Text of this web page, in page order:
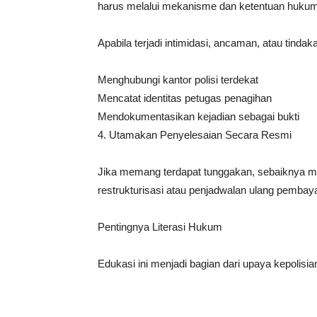
harus melalui mekanisme dan ketentuan
Apabila terjadi intimidasi, ancaman, atau
Menghubungi kantor polisi terdekat
Mencatat identitas petugas penagihan
Mendokumentasikan kejadian sebagai bukti
4. Utamakan Penyelesaian Secara Resmi
Jika memang terdapat tunggakan, sebaiknya
restrukturisasi atau penjadwalan ulang
Pentingnya Literasi Hukum
Edukasi ini menjadi bagian dari upaya